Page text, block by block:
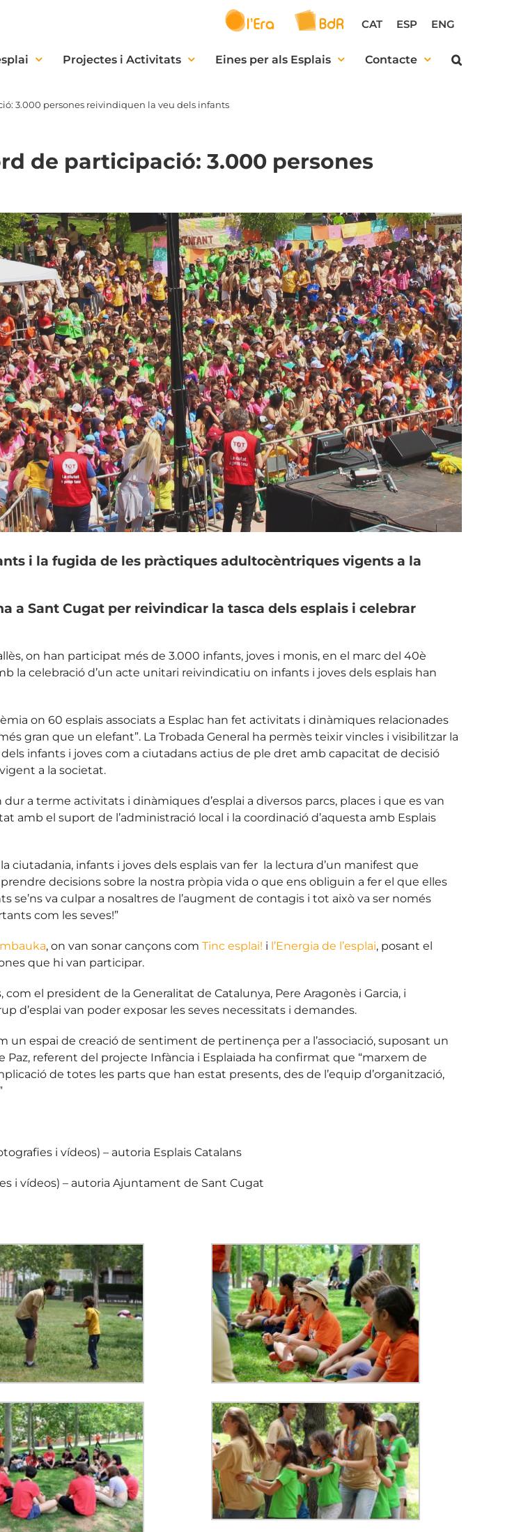
CAT ESP ENG
Projectes i Activitats Eines per als Esplais Contacte
3.000 persones reivindiquen la veu dels infants
de participació: 3.000 persones
i la fugida de les pràctiques adultocèntriques vigents a la
a Sant Cugat per reivindicar la tasca dels esplais i celebrar
on han participat més de 3.000 infants, joves i monis, en el marc del 40è
la celebració d’un acte unitari reivindicatiu on infants i joves dels esplais han
on 60 esplais associats a Esplac han fet activitats i dinàmiques relacionades
gran que un elefant”. La Trobada General ha permès teixir vincles i visibilitzar la
infants i joves com a ciutadans actius de ple dret amb capacitat de decisió
a la societat.
a terme activitats i dinàmiques d’esplai a diversos parcs, places i que es van
amb el suport de l’administració local i la coordinació d’aquesta amb Esplais
ciutadania, infants i joves dels esplais van fer la lectura d’un manifest que
decisions sobre la nostra pròpia vida o que ens obliguin a fer el que elles
va culpar a nosaltres de l’augment de contagis i tot això va ser només
com les seves!”
, on van sonar cançons com Tinc esplai! i l’Energia de l’esplai, posant el
que hi van participar.
el president de la Generalitat de Catalunya, Pere Aragonès i Garcia, i
d’esplai van poder exposar les seves necessitats i demandes.
un espai de creació de sentiment de pertinença per a l’associació, suposant un
Paz, referent del projecte Infància i Esplaiada ha confirmat que “marxem de
de totes les parts que han estat presents, des de l’equip d’organització,
i vídeos) – autoria Esplais Catalans
i vídeos) – autoria Ajuntament de Sant Cugat